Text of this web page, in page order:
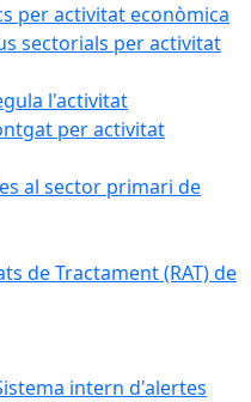
per activitat econòmica
sectorials per activitat
l'activitat
per activitat
al sector primari de
de Tractament (RAT) de
intern d'alertes